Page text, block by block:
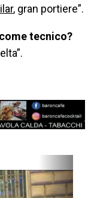
, gran portiere”.
tecnico?
e
x